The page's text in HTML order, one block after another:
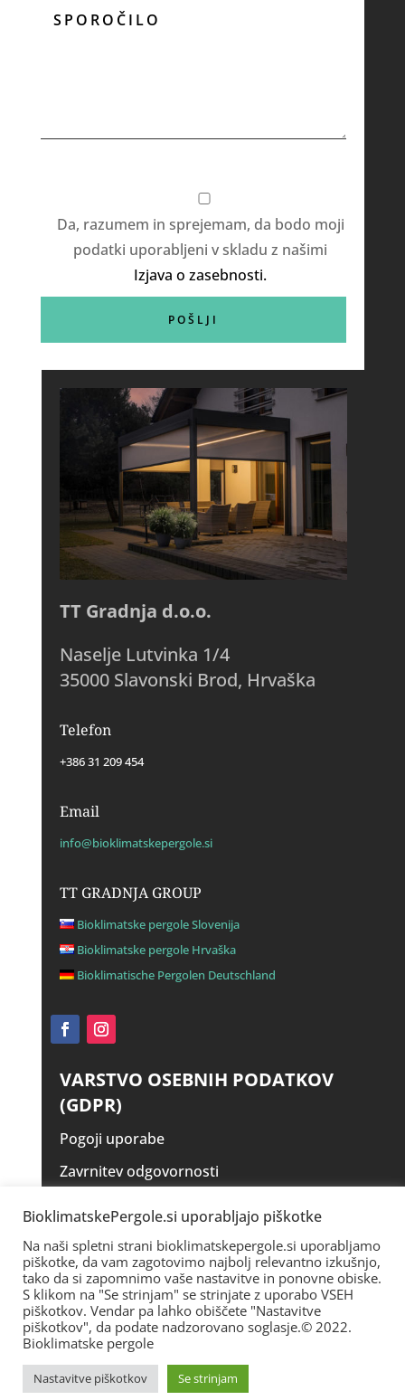
Da, razumem in sprejemam, da bodo moji
podatki uporabljeni v skladu z našimi
Izjava o zasebnosti.
TT Gradnja d.o.o.
Naselje Lutvinka 1/4
35000 Slavonski Brod, Hrvaška
Telefon
+386 31 209 454
Email
info@bioklimatskepergole.si
TT GRADNJA GROUP
Bioklimatske pergole Slovenija
Bioklimatske pergole Hrvaška
Bioklimatische Pergolen Deutschland
VARSTVO OSEBNIH PODATKOV
(GDPR)
Pogoji uporabe
Zavrnitev odgovornosti
Piškotki – Cookies
© 2025. www.bioklimatskepergole.si
BioklimatskePergole.si uporabljajo piškotke
Na naši spletni strani bioklimatskepergole.si uporabljamo
piškotke, da vam zagotovimo najbolj relevantno izkušnjo,
tako da si zapomnimo vaše nastavitve in ponovne obiske.
S klikom na "Se strinjam" se strinjate z uporabo VSEH
piškotkov. Vendar pa lahko obiščete "Nastavitve
piškotkov", da podate nadzorovano soglasje.© 2022.
Bioklimatske pergole
Nastavitve piškotkov Se strinjam